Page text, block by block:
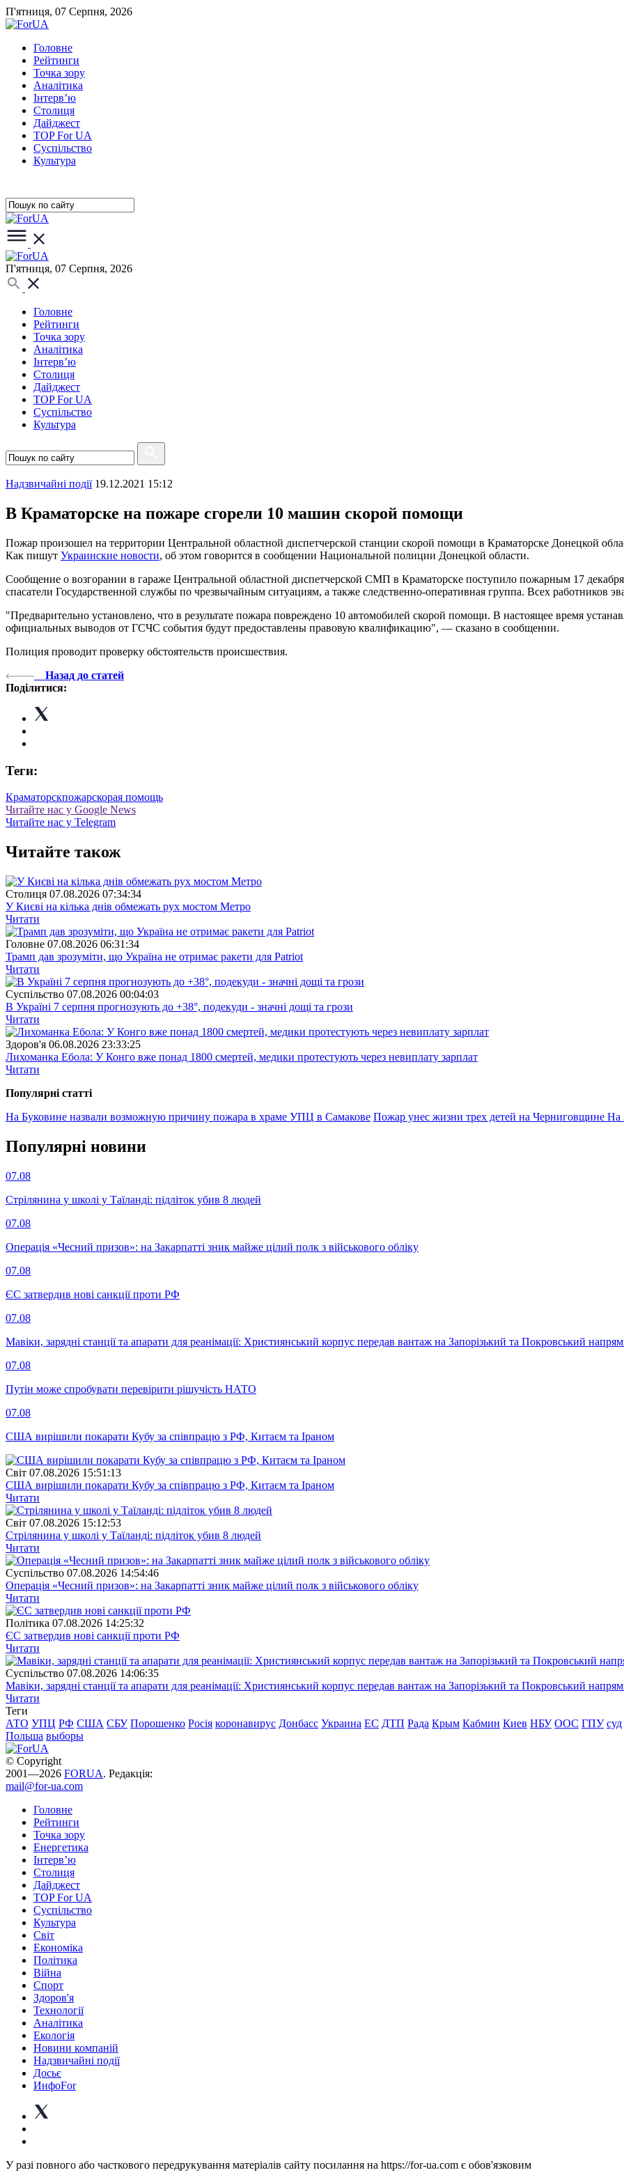
П'ятниця, 07 Серпня, 2026
Головне
Рейтинги
Точка зору
Аналітика
Інтерв’ю
Столиця
Дайджест
TOP For UA
Суспiльство
Культура
П'ятниця, 07 Серпня, 2026
Головне
Рейтинги
Точка зору
Аналітика
Інтерв’ю
Столиця
Дайджест
TOP For UA
Суспiльство
Культура
Надзвичайні події 19.12.2021 15:12
В Краматорске на пожаре сгорели 10 машин скорой помощи
Пожар произошел на территории Центральной областной диспетчерской станции скорой помощи в Краматорске Донецкой
Как пишут Украинские новости, об этом говорится в сообщении Национальной полиции Донецкой области.
Сообщение о возгорании в гараже Центральной областной диспетчерской СМП в Краматорске поступило пожарным 17
спасатели Государственной службы по чрезвычайным ситуациям, а также следственно-оперативная группа. Всех работников
"Предварительно установлено, что в результате пожара повреждено 10 автомобилей скорой помощи. В настоящее время
официальных выводов от ГСЧС события будут предоставлены правовую квалификацию", — сказано в сообщении.
Полиция проводит проверку обстоятельств происшествия.
Назад до статей
Поділитися:
Теги:
Краматорскпожарскорая помощь
Читайте нас у Google News
Читайте нас у Telegram
Читайте також
Столиця 07.08.2026 07:34:34
У Києві на кілька днів обмежать рух мостом Метро
Читати
Головне 07.08.2026 06:31:34
Трамп дав зрозуміти, що Україна не отримає ракети для Patriot
Читати
Суспiльство 07.08.2026 00:04:03
В Україні 7 серпня прогнозують до +38°, подекуди - значні дощі та грози
Читати
Здоров'я 06.08.2026 23:33:25
Лихоманка Ебола: У Конго вже понад 1800 смертей, медики протестують через невиплату зарплат
Читати
Популярнi статтi
На Буковине назвали возможную причину пожара в храме УПЦ в Самакове Пожар унес жизни трех детей на Черниговщине На
Популярнi новини
07.08
Стрілянина у школі у Таїланді: підліток убив 8 людей
07.08
Операція «Чесний призов»: на Закарпатті зник майже цілий полк з військового обліку
07.08
ЄС затвердив нові санкції проти РФ
07.08
Мавіки, зарядні станції та апарати для реанімації: Християнський корпус передав вантаж на Запорізький та Покровський
07.08
Путін може спробувати перевірити рішучість НАТО
07.08
США вирішили покарати Кубу за співпрацю з РФ, Китаєм та Іраном
Свiт 07.08.2026 15:51:13
США вирішили покарати Кубу за співпрацю з РФ, Китаєм та Іраном
Читати
Свiт 07.08.2026 15:12:53
Стрілянина у школі у Таїланді: підліток убив 8 людей
Читати
Суспiльство 07.08.2026 14:54:46
Операція «Чесний призов»: на Закарпатті зник майже цілий полк з військового обліку
Читати
Полiтика 07.08.2026 14:25:32
ЄС затвердив нові санкції проти РФ
Читати
Суспiльство 07.08.2026 14:06:35
Мавіки, зарядні станції та апарати для реанімації: Християнський корпус передав вантаж на Запорізький та Покровський
Читати
Теги
АТО УПЦ РФ США СБУ Порошенко Росія коронавирус Донбасс Украина ЕС ДТП Рада Крым Кабмин Киев НБУ ООС ГПУ суд
Польша выборы
© Copyright
2001—2026 FORUA. Редакція:
mail@for-ua.com
Головне
Рейтинги
Точка зору
Енергетика
Інтерв’ю
Столиця
Дайджест
TOP For UA
Суспiльство
Культура
Світ
Економіка
Політика
Війна
Спорт
Здоров'я
Технології
Аналітика
Екологія
Новини компаній
Надзвичайні події
Досьє
ИнфоFor
У разі повного або часткового передрукування матеріалів сайту посилання на https://for-ua.com є обов'язковим